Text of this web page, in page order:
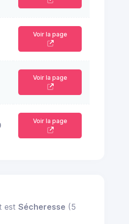
Voir la page
Voir la page
Voir la page
estSécheresse (5